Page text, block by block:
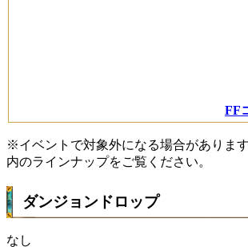
FF
※イベントで対象外になる場合がありま
内のラインナップをご覧ください。
ダンジョンドロップ
なし